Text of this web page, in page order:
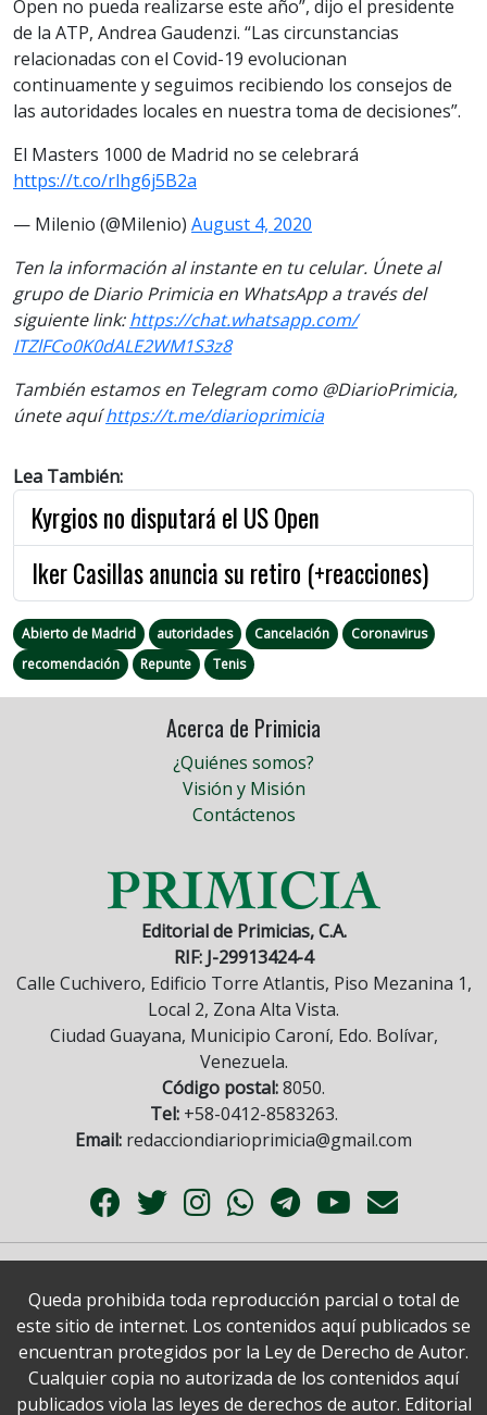
Open no pueda realizarse este año”, dijo el presidente
de la ATP, Andrea Gaudenzi. “Las circunstancias
relacionadas con el Covid-19 evolucionan
continuamente y seguimos recibiendo los consejos de
las autoridades locales en nuestra toma de decisiones”.
El Masters 1000 de Madrid no se celebrará
https://t.co/rlhg6j5B2a
— Milenio (@Milenio) August 4, 2020
Ten la información al instante en tu celular. Únete al
grupo de Diario Primicia en WhatsApp a través del
siguiente link: https://chat.whatsapp.com/
ITZlFCo0K0dALE2WM1S3z8
También estamos en Telegram como @DiarioPrimicia,
únete aquíhttps://t.me/diarioprimicia
Lea También:
Kyrgios no disputará el US Open
Iker Casillas anuncia su retiro (+reacciones)
Abierto de Madrid autoridades Cancelación
Coronavirus
recomendación
Repunte Tenis
Acerca de Primicia
¿Quiénes somos?
Visión y Misión
Contáctenos
Editorial de Primicias, C.A.
RIF: J-29913424-4
Calle Cuchivero, Edificio Torre Atlantis, Piso Mezanina 1,
Local 2, Zona Alta Vista.
Ciudad Guayana, Municipio Caroní, Edo. Bolívar,
Venezuela.
Código postal:8050.
Tel:+58-0412-8583263.
Email: redacciondiarioprimicia@gmail.com
Queda prohibida toda reproducción parcial o total de
este sitio de internet. Los contenidos aquí publicados se
encuentran protegidos por la Ley de Derecho de Autor.
Cualquier copia no autorizada de los contenidos aquí
publicados viola las leyes de derechos de autor. Editorial